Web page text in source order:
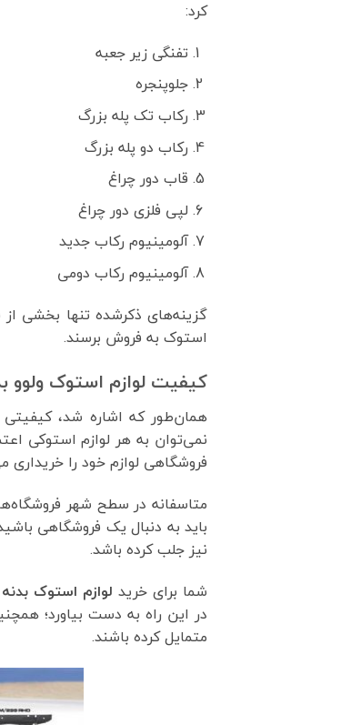
کرد:
تفنگی زیر جعبه
جلوپنجره
رکاب تک پله بزرگ
رکاب دو پله بزرگ
قاب دور چراغ
لپی فلزی دور چراغ
آلومینیوم رکاب جدید
آلومینیوم رکاب دومی
گزینه‌های ذکرشده تنها بخشی
استوک به فروش برسند.
کیفیت لوازم استوک ولوو
همان‌طور که اشاره شد، کیفیتی
نمی‌توان به هر لوازم استوکی
فروشگاهی لوازم خود را خریداری
متاسفانه در سطح شهر
باید به دنبال یک فروشگاهی
نیز جلب کرده باشد.
شما برای خرید لوازم استوک
در این راه به دست بیاورد؛
متمایل کرده باشند.